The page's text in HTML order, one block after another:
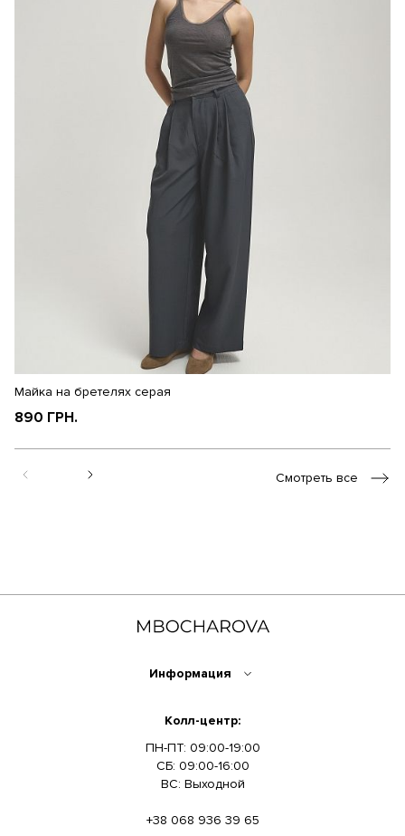
Майка на бретелях серая
890 ГРН.
Смотреть все
Информация
Колл-центр:
ПН-ПТ: 09:00-19:00
СБ: 09:00-16:00
ВС: Выходной
+38 068 936 39 65